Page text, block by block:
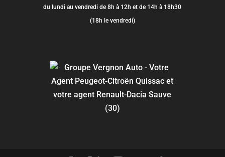
du lundi au vendredi de 8h à 12h et de 14h à 18h30
(18h le vendredi)